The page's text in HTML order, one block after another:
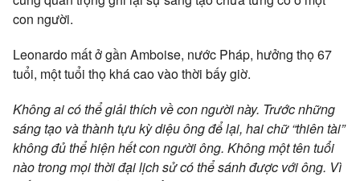
con người.
Leonardo mất ở gần Amboise, nước Pháp, hưởng thọ 67
tuổi, một tuổi thọ khá cao vào thời bấy giờ.
Không ai có thể giải thích về con người này. Trước những
sáng tạo và thành tựu kỳ diệu ông để lại, hai chữ “thiên tài”
không đủ thể hiện hết con người ông. Không một tên tuổi
nào trong mọi thời đại lịch sử có thể sánh được với ông. Vì